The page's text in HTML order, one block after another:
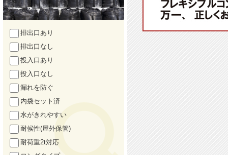
排出口あり
排出口なし
投入口あり
投入口なし
漏れを防ぐ
内袋セット済
水がきれやすい
耐候性(屋外保管)
耐荷重2t対応